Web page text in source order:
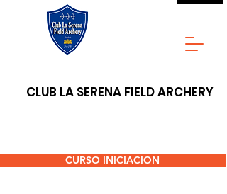
CLUB LA SERENA FIELD ARCHERY
CURSO INICIACION